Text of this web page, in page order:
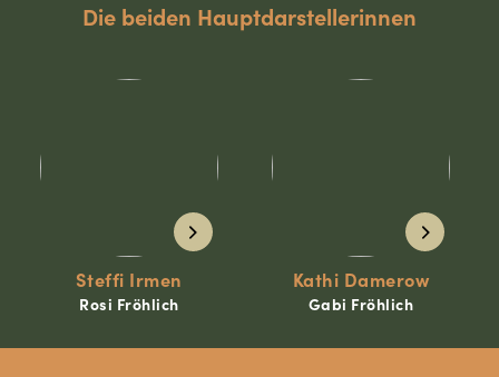
Die beiden Hauptdarstellerinnen
Steffi Irmen
Rosi Fröhlich
Kathi Damerow
Gabi Fröhlich